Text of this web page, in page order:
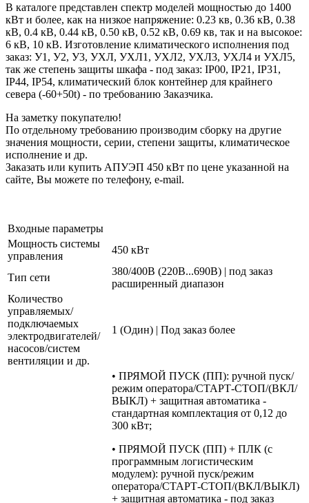
В каталоге представлен спектр моделей мощностью до 1400
кВт и более, как на низкое напряжение: 0.23 кв, 0.36 кВ, 0.38
кВ, 0.4 кВ, 0.44 кВ, 0.50 кВ, 0.52 кВ, 0.69 кв, так и на высокое:
6 кВ, 10 кВ. Изготовление климатического исполнения под
заказ: У1, У2, У3, УХЛ, УХЛ1, УХЛ2, УХЛ3, УХЛ4 и УХЛ5,
так же степень защиты шкафа - под заказ: IP00, IP21, IP31,
IP44, IP54, климатический блок контейнер для крайнего
севера (-60+50t) - по требованию Заказчика.
На заметку покупателю!
По отдельному требованию производим сборку на другие
значения мощности, серии, степени защиты, климатическое
исполнение и др.
Заказать или купить АПУЭП 450 кВт по цене указанной на
сайте, Вы можете по телефону, e-mail.
Входные параметры
Мощность системы
управления
450 кВт
Тип сети
380/400В (220В...690В) | под заказ
расширенный диапазон
Количество
управляемых/
подключаемых
электродвигателей/
насосов/систем
вентиляции и др.
1 (Один) | Под заказ более
• ПРЯМОЙ ПУСК (ПП): ручной пуск/
режим оператора/СТАРТ-СТОП/(ВКЛ/
ВЫКЛ) + защитная автоматика -
стандартная комплектация от 0,12 до
300 кВт;
• ПРЯМОЙ ПУСК (ПП) + ПЛК (с
программным логистическим
модулем): ручной пуск/режим
оператора/СТАРТ-СТОП/(ВКЛ/ВЫКЛ)
+ защитная автоматика - под заказ